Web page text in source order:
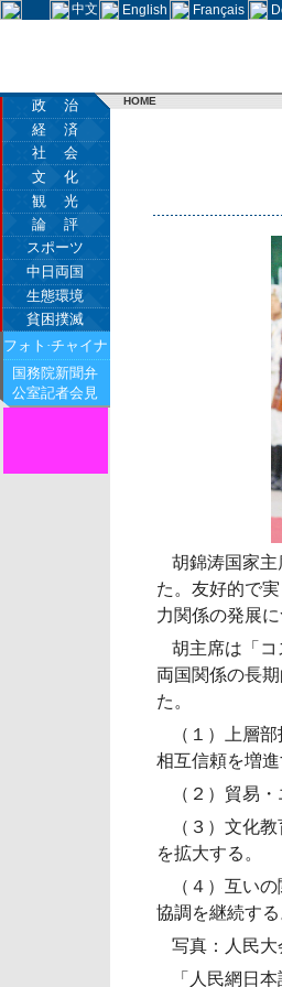
中文 English Français
政 治
経 済
社 会
文 化
観 光
論 評
スポーツ
中日両国
生態環境
貧困撲滅
フォト·チャイナ
国務院新聞弁
公室記者会見
HOME
胡錦涛国家
た。友好的で
力関係の発展
胡主席は「コ
両国関係の長
た。
（１）上層
相互信頼を増進
（２）貿易
（３）文化
を拡大する。
（４）互い
協調を継続する
写真：人民大
「人民網日